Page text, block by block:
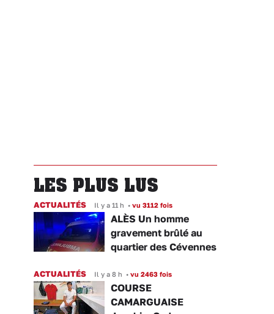
LES PLUS LUS
ACTUALITÉS Il y a 11 h • vu 3112 fois
ALÈS Un homme
gravement brûlé au
quartier des Cévennes
ACTUALITÉS Il y a 8 h • vu 2463 fois
COURSE
CAMARGUAISE